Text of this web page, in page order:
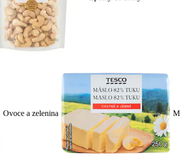
Ovoce a zelenina